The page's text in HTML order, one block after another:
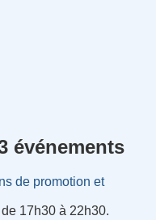
événements
de promotion et
17h30 à 22h30.